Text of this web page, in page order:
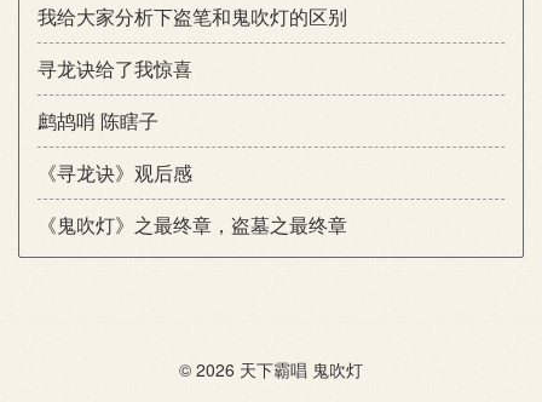
我给大家分析下盗笔和鬼吹灯的区别
寻龙诀给了我惊喜
鹧鸪哨 陈瞎子
《寻龙诀》观后感
《鬼吹灯》之最终章，盗墓之最终章
© 2026 天下霸唱 鬼吹灯